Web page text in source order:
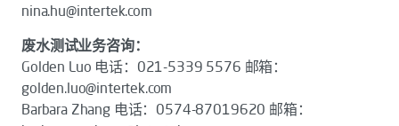
nina.hu@intertek.com
废水测试业务咨询：
Golden Luo 电话：021-5339 5576 邮箱：
golden.luo@intertek.com
Barbara Zhang 电话：0574-87019620 邮箱：